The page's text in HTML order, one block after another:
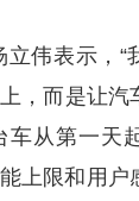
立伟表示，“
，而是让汽
从第一天
上限和用户